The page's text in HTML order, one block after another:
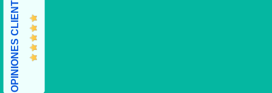
OPINIONES CLIENTES